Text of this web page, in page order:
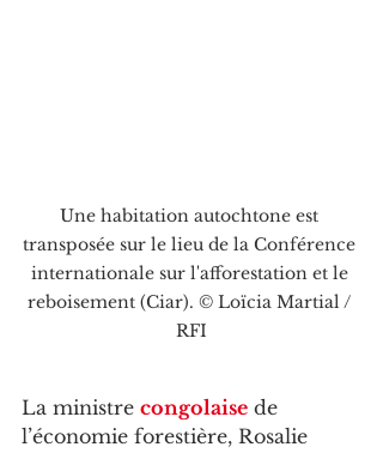
Une habitation autochtone est
transposée sur le lieu de la Conférence
internationale sur l'afforestation et le
reboisement (Ciar). © Loïcia Martial /
RFI
La ministre congolaise de
l’économie forestière, Rosalie